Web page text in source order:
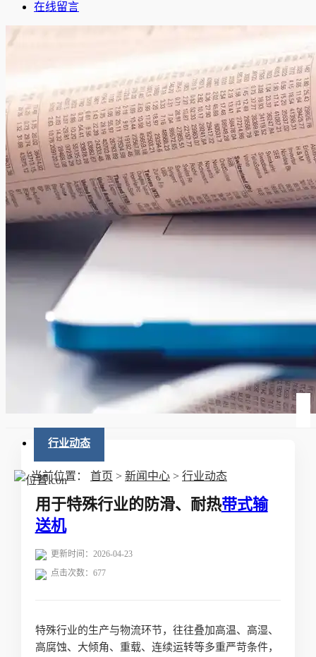
在线留言
行业动态
当前位置： 首页 > 新闻中心 > 行业动态
用于特殊行业的防滑、耐热带式输
送机
更新时间：2026-04-23
点击次数： 677
特殊行业的生产与物流环节，往往叠加高温、高湿、
高腐蚀、大倾角、重载、连续运转等多重严苛条件，